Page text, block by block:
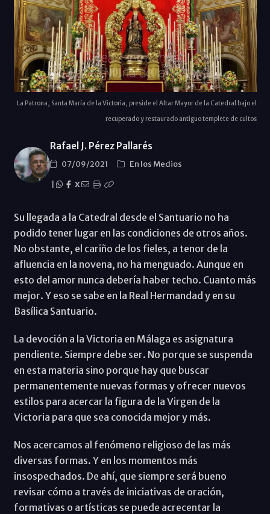
La Patrona, Santa María de la Victoria, preside el Altar Mayor de la Catedral bajo el
recuperado y restaurado antiguo templete de cultos
Rafael J. Pérez Pallarés
07/09/2021
En los Medios
X
Su llegada a la Catedral desde el Santuario no ha
podido tener lugar en las condiciones de otros años.
No obstante, el cariño de los fieles, a tenor de la
afluencia en la novena, no ha menguado. Aunque en
esto del amor nunca debería haber techo. Cuanto más
mejor. Y eso se sabe en la Real Hermandad y en su
Basílica Santuario.
La devoción a la Victoria en Málaga es asignatura
pendiente. Siempre debe ser. No porque se suspenda
en esta materia sino porque hay que buscar
permanentemente nuevas formas y ofrecer nuevos
estilos para acercar la figura de la Virgen de la
Victoria para que sea conocida mejor y más.
Nos acercamos al fenómeno religioso de las más
diversas formas. Y en los momentos más
insospechados. De ahí, que siempre será bueno
revisar cómo a través de iniciativas de oración,
formativas o artísticas se puede acrecentar la